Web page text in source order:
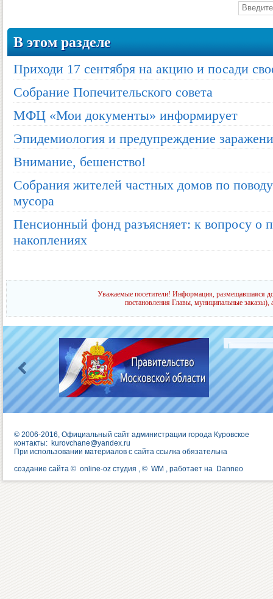
В этом разделе
Приходи 17 сентября на акцию и посади
Собрание Попечительского совета
МФЦ «Мои документы» информирует
Эпидемиология и предупреждение
Внимание, бешенство!
Собрания жителей частных домов по
мусора
Пенсионный фонд разъясняет: к вопросу о
накоплениях
Уважаемые посетители! Информация, размещавшаяся
постановления Главы, муниципальные заказы),
© 2006-2016, Официальный сайт администрации города Куровское
контакты: kurovchane@yandex.ru
При использовании материалов с сайта ссылка обязательна
создание сайта © online-oz студия , © WM , работает на Danneo